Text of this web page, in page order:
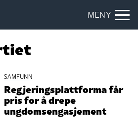
MENY
SAMFUNN
Regjeringsplattforma får
pris for å drepe
ungdomsengasjement